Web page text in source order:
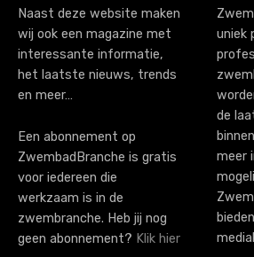
i
o
n
Naast deze website maken
wij ook een magazine met
interessante informatie,
het laatste nieuws, trends
en meer…
Een abonnement op
ZwembadBranche is gratis
voor iedereen die
werkzaam is in de
zwembranche. Heb jij nog
geen abonnement? Klik hier
uniek
de
meer